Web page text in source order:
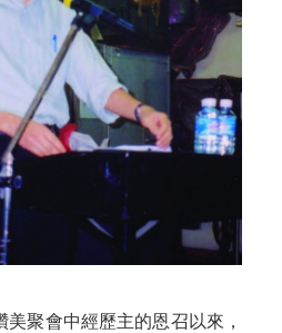
聚會中經歷主的恩召以來，